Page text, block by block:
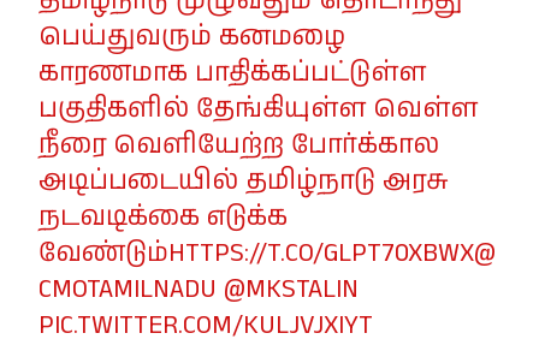
பெய்துவரும் கனமழை
காரணமாக பாதிக்கப்பட்டுள்ள
பகுதிகளில் தேங்கியுள்ள வெள்ள
நீரை வெளியேற்ற போர்க்கால
அடிப்படையில் தமிழ்நாடு அரசு
நடவடிக்கை எடுக்க
வேண்டும்HTTPS://T.CO/GLPT70XBWX@
CMOTAMILNADU @MKSTALIN
PIC.TWITTER.COM/KULJVJXIYT